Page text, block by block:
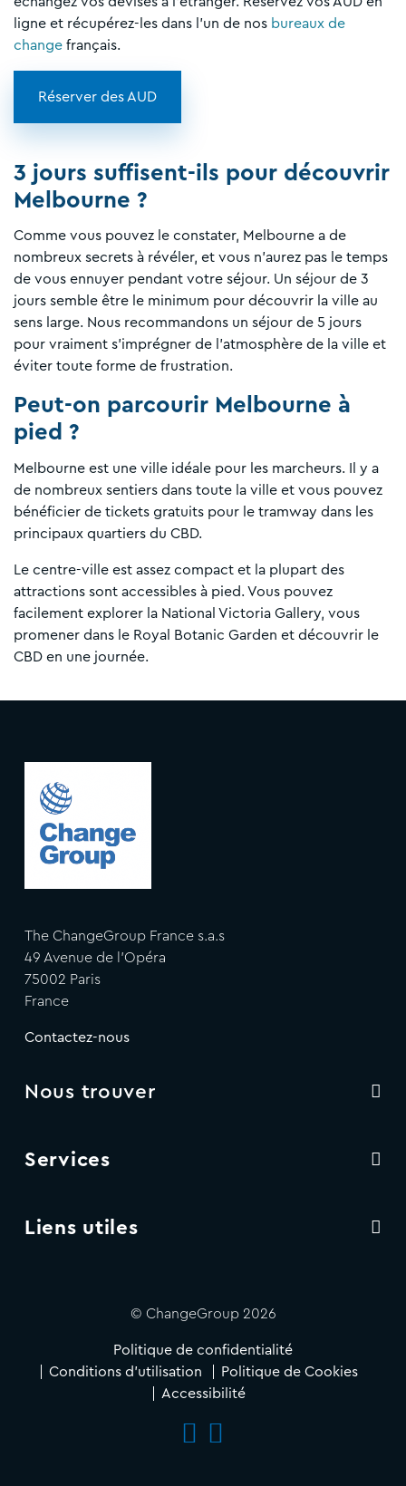
ligne et récupérez-les dans l'un de nos bureaux de
change français.
Réserver des AUD
3 jours suffisent-ils pour découvrir
Melbourne ?
Comme vous pouvez le constater, Melbourne a de
nombreux secrets à révéler, et vous n'aurez pas le temps
de vous ennuyer pendant votre séjour. Un séjour de 3
jours semble être le minimum pour découvrir la ville au
sens large. Nous recommandons un séjour de 5 jours
pour vraiment s'imprégner de l'atmosphère de la ville et
éviter toute forme de frustration.
Peut-on parcourir Melbourne à
pied ?
Melbourne est une ville idéale pour les marcheurs. Il y a
de nombreux sentiers dans toute la ville et vous pouvez
bénéficier de tickets gratuits pour le tramway dans les
principaux quartiers du CBD.
Le centre-ville est assez compact et la plupart des
attractions sont accessibles à pied. Vous pouvez
facilement explorer la National Victoria Gallery, vous
promener dans le Royal Botanic Garden et découvrir le
CBD en une journée.
The ChangeGroup France s.a.s
49 Avenue de l'Opéra
75002 Paris
France
Contactez-nous
Nous trouver
Services
Liens utiles
© ChangeGroup 2026
Politique de confidentialité
Conditions d'utilisation
Politique de Cookies
Accessibilité